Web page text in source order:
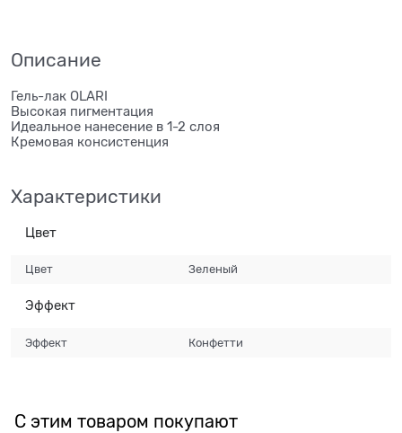
Описание
Гель-лак OLARI
Высокая пигментация
Идеальное нанесение в 1-2 слоя
Кремовая консистенция
Характеристики
Цвет
Цвет Зеленый
Эффект
Эффект Конфетти
С этим товаром покупают